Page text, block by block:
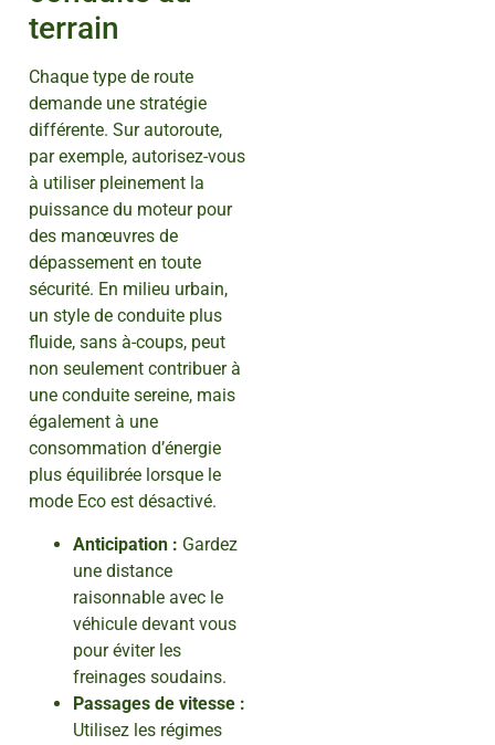
terrain
Chaque type de route
demande une stratégie
différente. Sur autoroute,
par exemple, autorisez-vous
à utiliser pleinement la
puissance du moteur pour
des manœuvres de
dépassement en toute
sécurité. En milieu urbain,
un style de conduite plus
fluide, sans à-coups, peut
non seulement contribuer à
une conduite sereine, mais
également à une
consommation d’énergie
plus équilibrée lorsque le
mode Eco est désactivé.
Anticipation : Gardez
une distance
raisonnable avec le
véhicule devant vous
pour éviter les
freinages soudains.
Passages de vitesse :
Utilisez les régimes